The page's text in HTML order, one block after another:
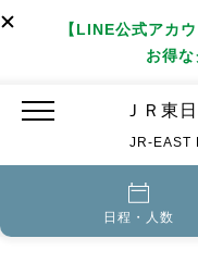
【LINE公式アカ
お得な
ＪＲ東
JR-EAST
日程・人数